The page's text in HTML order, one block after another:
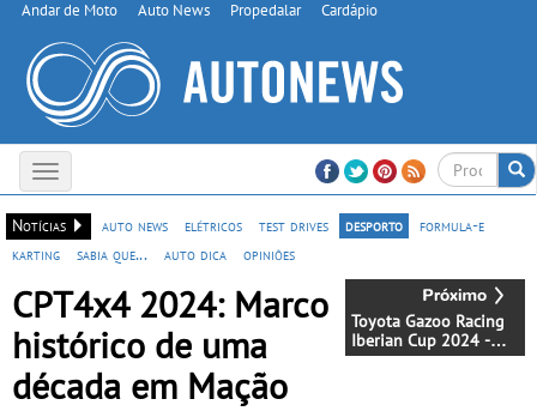
Andar de Moto Auto News Propedalar Cardápio
Toggle
navigation
Notícias
auto news elétricos test drives desporto
formula-e
karting
sabia que... auto dica opiniões
Toyota Gazoo Racing
Iberian Cup 2024 -
Javi Villa vence Rallye
CPT4x4 2024: Marco
histórico de uma
década em Mação